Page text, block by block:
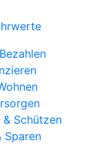
Schützen
Sparen